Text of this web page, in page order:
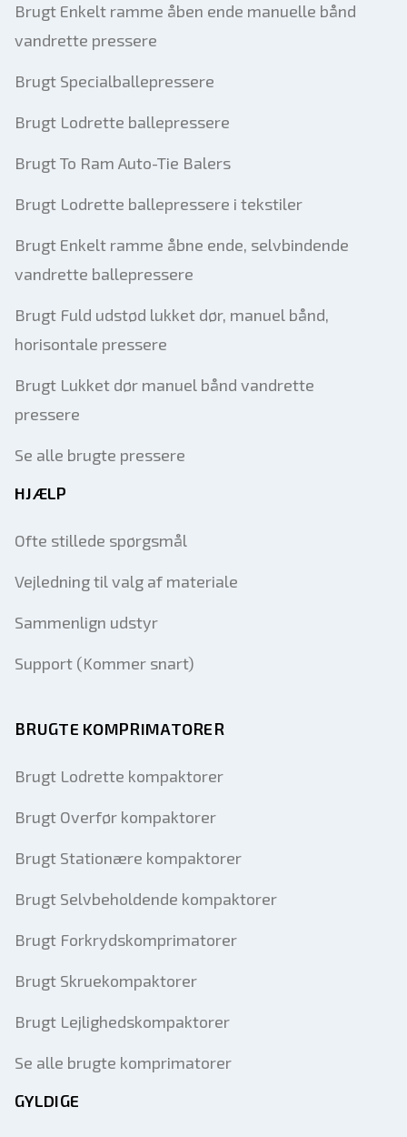
Brugt Enkelt ramme åben ende manuelle bånd
vandrette pressere
Brugt Specialballepressere
Brugt Lodrette ballepressere
Brugt To Ram Auto-Tie Balers
Brugt Lodrette ballepressere i tekstiler
Brugt Enkelt ramme åbne ende, selvbindende
vandrette ballepressere
Brugt Fuld udstød lukket dør, manuel bånd,
horisontale pressere
Brugt Lukket dør manuel bånd vandrette
pressere
Se alle brugte pressere
HJÆLP
Ofte stillede spørgsmål
Vejledning til valg af materiale
Sammenlign udstyr
Support (Kommer snart)
BRUGTE KOMPRIMATORER
Brugt Lodrette kompaktorer
Brugt Overfør kompaktorer
Brugt Stationære kompaktorer
Brugt Selvbeholdende kompaktorer
Brugt Forkrydskomprimatorer
Brugt Skruekompaktorer
Brugt Lejlighedskompaktorer
Se alle brugte komprimatorer
GYLDIGE